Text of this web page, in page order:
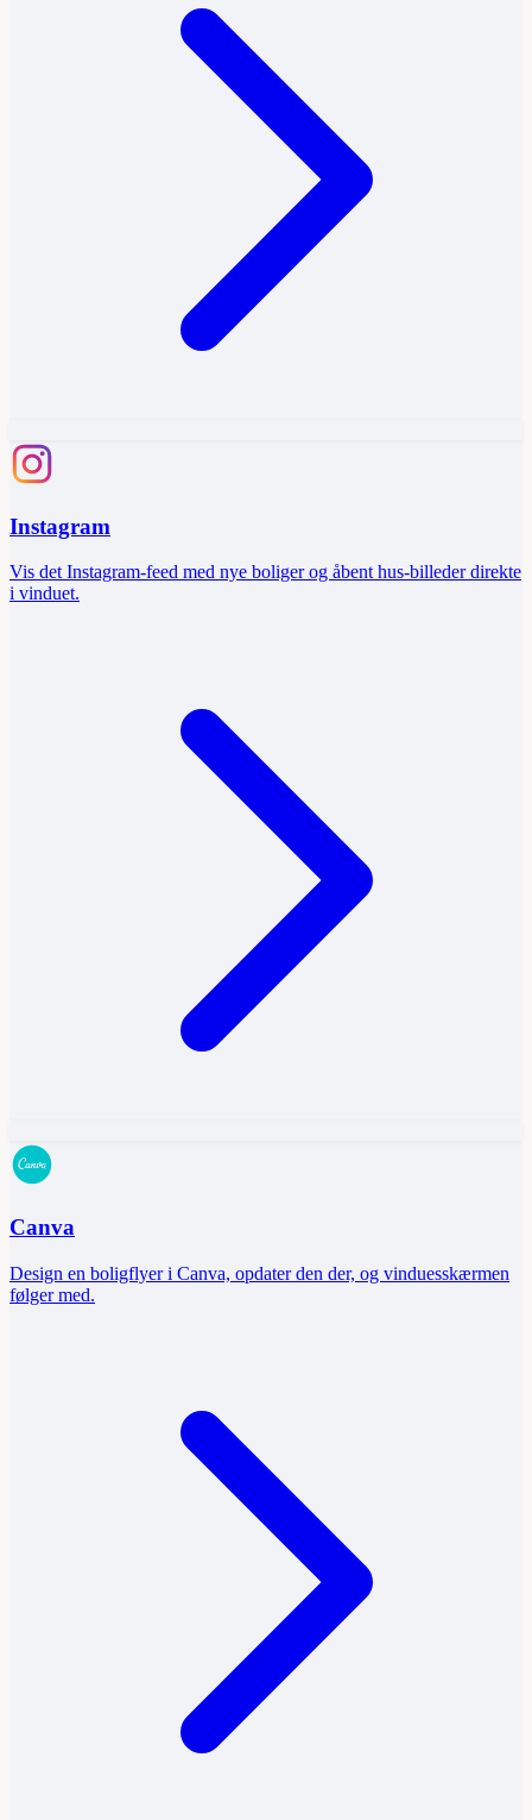
Instagram
Vis det Instagram-feed med nye boliger og åbent hus-billeder direkte
i vinduet.
Canva
Design en boligflyer i Canva, opdater den der, og vinduesskærmen
følger med.